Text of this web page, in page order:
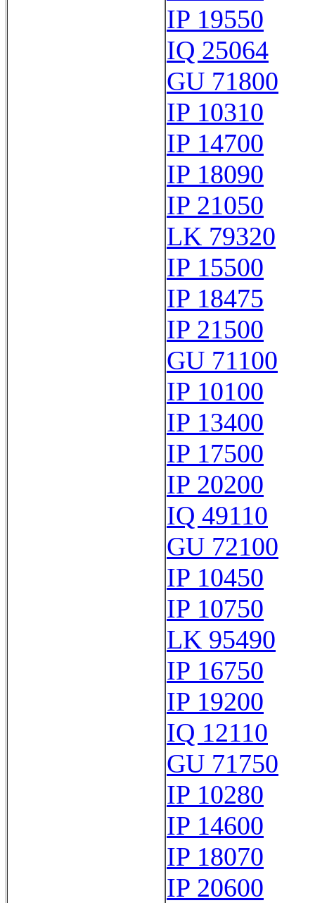
IP 19550
IQ 25064
GU 71800
IP 10310
IP 14700
IP 18090
IP 21050
LK 79320
IP 15500
IP 18475
IP 21500
GU 71100
IP 10100
IP 13400
IP 17500
IP 20200
IQ 49110
GU 72100
IP 10450
IP 10750
LK 95490
IP 16750
IP 19200
IQ 12110
GU 71750
IP 10280
IP 14600
IP 18070
IP 20600